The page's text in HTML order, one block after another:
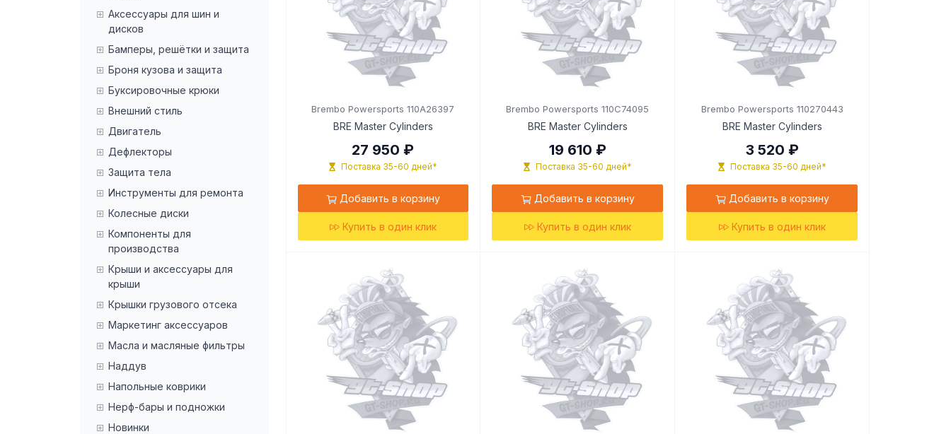
Аксессуары для шин и
дисков
Бамперы, решётки и защита
Броня кузова и защита
Буксировочные крюки
Внешний стиль
Двигатель
Дефлекторы
Защита тела
Инструменты для ремонта
Колесные диски
Компоненты для
производства
Крыши и аксессуары для
крыши
Крышки грузового отсека
Маркетинг аксессуаров
Масла и масляные фильтры
Наддув
Напольные коврики
Нерф-бары и подножки
Новинки
Brembo Powersports 110A26397
BRE Master Cylinders
27 950 ₽
Поставка 35-60 дней*
Добавить в корзину
Купить в один клик
Brembo Powersports 110C74095
BRE Master Cylinders
19 610 ₽
Поставка 35-60 дней*
Добавить в корзину
Купить в один клик
Brembo Powersports 110270443
BRE Master Cylinders
3 520 ₽
Поставка 35-60 дней*
Добавить в корзину
Купить в один клик